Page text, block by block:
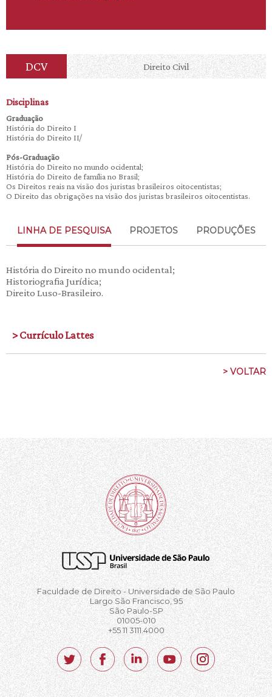
DCV Direito Civil
Disciplinas
Graduação
História do Direito I
História do Direito II/
Pós-Graduação
História do Direito no mundo ocidental;
História do Direito de família no Brasil;
Os Direitos reais na visão dos juristas brasileiros oitocentistas;
O Direito das obrigações na visão dos juristas brasileiros oitocentistas.
LINHA DE PESQUISA PROJETOS PRODUÇÕES
História do Direito no mundo ocidental;
Historiografia Jurídica;
Direito Luso-Brasileiro.
> Currículo Lattes
> VOLTAR
Faculdade de Direito - Universidade de São Paulo
Largo São Francisco, 95
São Paulo-SP
01005-010
+55 11 3111.4000